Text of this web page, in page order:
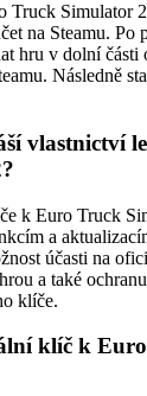
Truck Simulator
na Steamu. Po
hru v dolní části
Následně
vlastnictví
k Euro Truck
a
účasti na
a také
klíče.
klíč k